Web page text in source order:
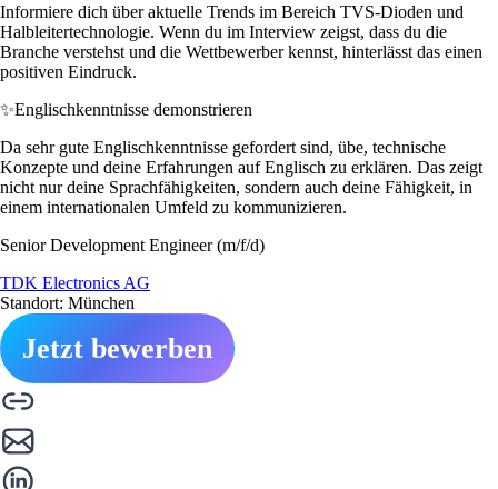
Informiere dich über aktuelle Trends im Bereich TVS-Dioden und
Halbleitertechnologie. Wenn du im Interview zeigst, dass du die
Branche verstehst und die Wettbewerber kennst, hinterlässt das einen
positiven Eindruck.
✨Englischkenntnisse demonstrieren
Da sehr gute Englischkenntnisse gefordert sind, übe, technische
Konzepte und deine Erfahrungen auf Englisch zu erklären. Das zeigt
nicht nur deine Sprachfähigkeiten, sondern auch deine Fähigkeit, in
einem internationalen Umfeld zu kommunizieren.
Senior Development Engineer (m/f/d)
TDK Electronics AG
Standort: München
Jetzt bewerben